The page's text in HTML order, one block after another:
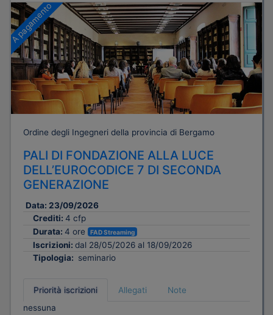
A pagamento
Ordine degli Ingegneri della provincia di Bergamo
PALI DI FONDAZIONE ALLA LUCE
DELL’EUROCODICE 7 DI SECONDA
GENERAZIONE
Data: 23/09/2026
Crediti: 4 cfp
Durata: 4 ore FAD Streaming
Iscrizioni: dal 28/05/2026 al 18/09/2026
Tipologia: seminario
Priorità iscrizioni Allegati
Note
nessuna